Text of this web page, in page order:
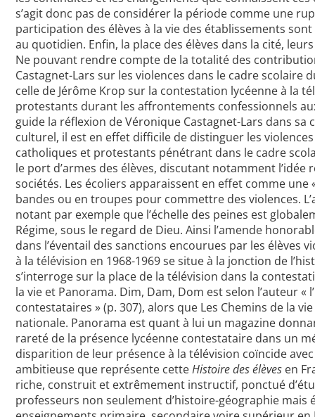
s’agit donc pas de considérer la période comme une
participation des élèves à la vie des établissements
au quotidien. Enfin, la place des élèves dans la cité,
Ne pouvant rendre compte de la totalité des
Castagnet-Lars sur les violences dans le cadre scolaire
celle de Jérôme Krop sur la contestation lycéenne à la
protestants durant les affrontements confessionnels
guide la réflexion de Véronique Castagnet-Lars dans
culturel, il est en effet difficile de distinguer les
catholiques et protestants pénétrant dans le cadre
le port d’armes des élèves, discutant notamment
sociétés. Les écoliers apparaissent en effet comme
bandes ou en troupes pour commettre des violences.
notant par exemple que l’échelle des peines est
Régime, sous le regard de Dieu. Ainsi l’amende
dans l’éventail des sanctions encourues par les élèves
à la télévision en 1968-1969 se situe à la jonction de
s’interroge sur la place de la télévision dans la
la vie et Panorama. Dim, Dam, Dom est selon l’auteur
contestataires » (p. 307), alors que Les Chemins de la
nationale. Panorama est quant à lui un magazine
rareté de la présence lycéenne contestataire dans un
disparition de leur présence à la télévision coïncide
ambitieuse que représente cetteHistoire des élèves en
riche, construit et extrêmement instructif, ponctué
professeurs non seulement d’histoire-géographie